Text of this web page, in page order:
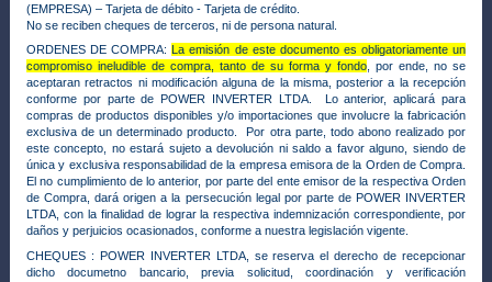
(EMPRESA) – Tarjeta de débito - Tarjeta de crédito.
No se reciben cheques de terceros, ni de persona natural.
ORDENES DE COMPRA:La emisión de este documento es obligatoriamente un
compromiso ineludible de compra, tanto de su forma y fondo , por ende, no se
aceptaran retractos ni modificación alguna de la misma, posterior a la recepción
conforme por parte de POWER INVERTER LTDA. Lo anterior, aplicará para
compras de productos disponibles y/o importaciones que involucre la fabricación
exclusiva de un determinado producto. Por otra parte, todo abono realizado por
este concepto, no estará sujeto a devolución ni saldo a favor alguno, siendo de
única y exclusiva responsabilidad de la empresa emisora de la Orden de Compra.
El no cumplimiento de lo anterior, por parte del ente emisor de la respectiva Orden
de Compra, dará origen a la persecución legal por parte de POWER INVERTER
LTDA, con la finalidad de lograr la respectiva indemnización correspondiente, por
daños y perjuicios ocasionados, conforme a nuestra legislación vigente.
CHEQUES : POWER INVERTER LTDA, se reserva el derecho de recepcionar
dicho documetno bancario, previa solicitud, coordinación y verificación